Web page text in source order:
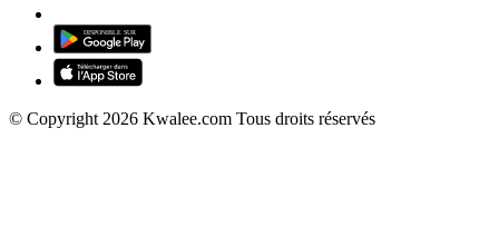
© Copyright 2026 Kwalee.com Tous droits réservés